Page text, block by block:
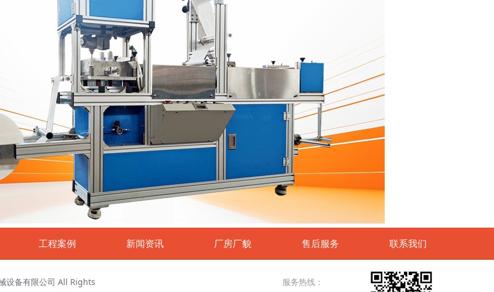
工程案例 新闻资讯 厂房厂貌 售后服务 联系我们
设备有限公司 All Rights
服务热线：